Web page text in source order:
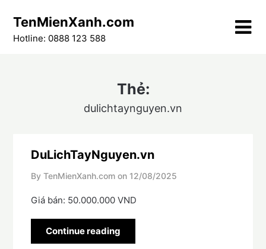
content
TenMienXanh.com
Hotline: 0888 123 588
Thẻ:
dulichtaynguyen.vn
DuLichTayNguyen.vn
By TenMienXanh.com on 12/08/2025
Giá bán: 50.000.000 VND
Continue reading